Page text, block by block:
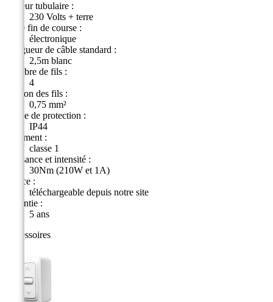
Moteur tubulaire :
230 Volts + terre
Cage fin de course :
électronique
Longueur de câble standard :
2,5m blanc
Nombre de fils :
4
Section des fils :
0,75 mm²
Indice de protection :
IP44
Isolement :
classe 1
Puissance et intensité :
30Nm (210W et 1A)
Notice :
téléchargeable depuis notre site
Garantie :
5 ans
Accessoires